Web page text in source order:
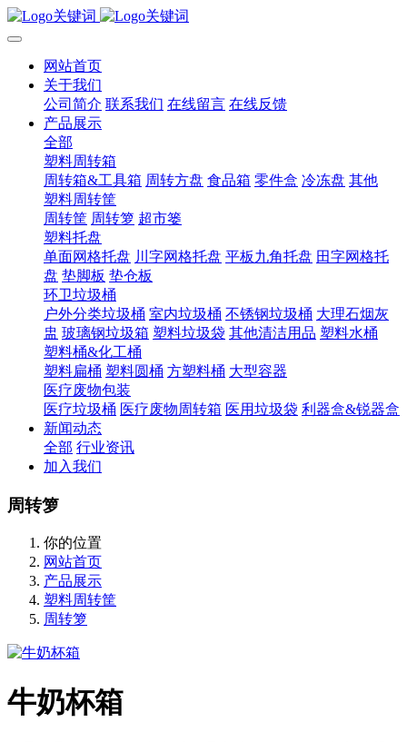
网站首页
关于我们
公司简介 联系我们 在线留言 在线反馈
产品展示
全部
塑料周转箱
周转箱&工具箱 周转方盘 食品箱 零件盒 冷冻盘 其他
塑料周转筐
周转筐 周转箩 超市篓
塑料托盘
单面网格托盘 川字网格托盘 平板九角托盘 田字网格托
盘 垫脚板 垫仓板
环卫垃圾桶
户外分类垃圾桶 室内垃圾桶 不锈钢垃圾桶 大理石烟灰
盅 玻璃钢垃圾箱 塑料垃圾袋 其他清洁用品 塑料水桶
塑料桶&化工桶
塑料扁桶 塑料圆桶 方塑料桶 大型容器
医疗废物包装
医疗垃圾桶 医疗废物周转箱 医用垃圾袋 利器盒&锐器盒
新闻动态
全部 行业资讯
加入我们
周转箩
你的位置
网站首页
产品展示
塑料周转筐
周转箩
牛奶杯箱